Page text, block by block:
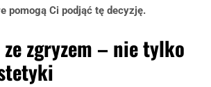
pomogą Ci podjąć tę decyzję.
zgryzem – nie tylko